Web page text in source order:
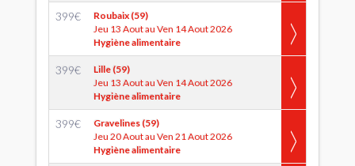
399€
Roubaix (59)
Jeu 13 Aout au Ven 14 Aout 2026
Hygiène alimentaire
399€
Lille (59)
Jeu 13 Aout au Ven 14 Aout 2026
Hygiène alimentaire
399€
Gravelines (59)
Jeu 20 Aout au Ven 21 Aout 2026
Hygiène alimentaire